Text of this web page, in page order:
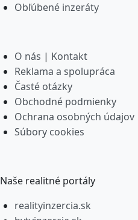
Obľúbené inzeráty
O nás | Kontakt
Reklama a spolupráca
Časté otázky
Obchodné podmienky
Ochrana osobných údajov
Súbory cookies
Naše realitné portály
realityinzercia.sk